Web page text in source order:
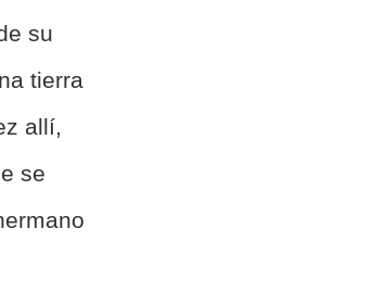
su
tierra
allí,
se